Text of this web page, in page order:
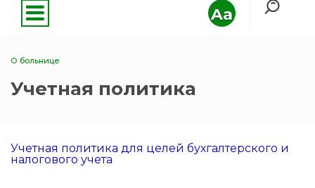
Aa
О больнице
Учетная политика
Учетная политика для целей бухгалтерского и
налогового учета